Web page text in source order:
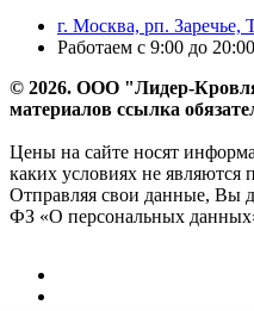
г. Москва, рп. Заречье,
Работаем с 9:00 до 20:00
© 2026. ООО "Лидер-
материалов ссылка
Цены на сайте носят
каких условиях не являются
Отправляя свои данные, Вы
ФЗ «О персональных